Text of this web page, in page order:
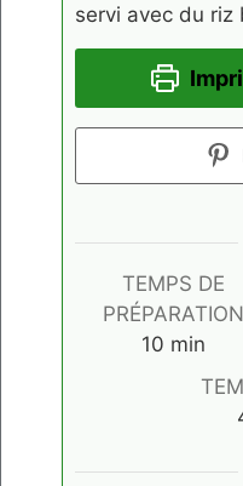
servi avec du riz
TEMPS DE
PRÉPARATION
10minutes
min